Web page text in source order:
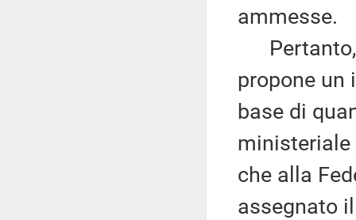
ammesse.
Pertanto,
propone un
base di
ministeriale
che alla
assegnato